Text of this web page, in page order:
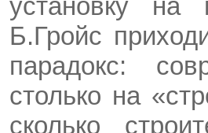
установку на
Б.Гройс
парадокс:
столько на
сколько